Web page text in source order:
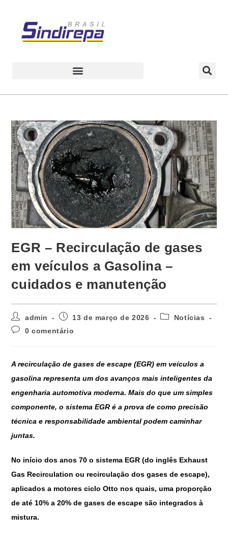
EGR – Recirculação de gases
em veículos a Gasolina –
cuidados e manutenção
admin 13 de março de 2026
Notícias
0 comentário
A recirculação de gases de escape (EGR) em veículos a
gasolina representa um dos avanços mais inteligentes da
engenharia automotiva moderna. Mais do que um simples
componente, o sistema EGR é a prova de como precisão
técnica e responsabilidade ambiental podem caminhar
juntas.
No início dos anos 70 o sistema EGR (do inglês Exhaust
Gas Recirculation ou recirculação dos gases de escape),
aplicados a motores ciclo Otto nos quais, uma proporção
de até 10% a 20% de gases de escape são integrados à
mistura.